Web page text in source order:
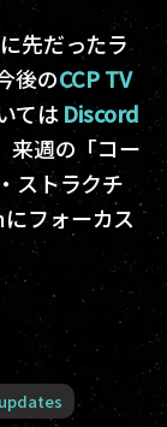
先だったラ
後のCCP TV
てはDiscord
来週の「コー
ストラクチ
フォーカス